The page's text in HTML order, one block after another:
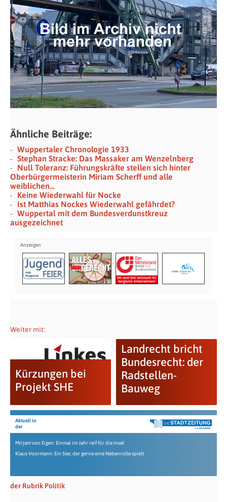
Ähnliche Beiträge:
Wuppertaler Chronologie 1933
Stephan Stracke: Das Massaker am Wenzelnberg
Null Toleranz: Führungskräfte stellen sich hinter
Oberbürgermeisterin Miriam Scherff und alle
weiblichen…
Keine Wiederwahl für Nocke
Ist Matthias Nockes Wiederwahl gefährdet?
Wuppertal mit dem Bundesverdunstkreuz
ausgezeichnet
Weiter mit:
Kürzungen bei
Projekt SHE
Landrecht bricht
Bundesrecht: der
Radstellen-
Bauweg
Aktuell in
der
Mirjam von Eigen: Einmal im Jahr reif für die Insel
Klaus Voormann: Ein Star, der gerne eine Nebenrolle spielt
der Rubrik Politik